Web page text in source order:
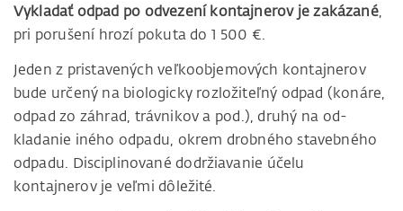
Vykladať odpad po odvezení kon­tajnerov je zakázané,
pri porušení hrozí po­kuta do 1 500 €.
Jeden z pristavených veľkoobjemových kontajnerov
bude určený na biologicky rozložiteľný odpa­d (konáre,
odpad zo záhrad, trávnikov a pod.), druhý na od­
kladanie iného odpadu, okrem drobného stavebného
odpadu. Disciplinované dodržiavanie účelu
kontajnerov je veľmi dôležité.